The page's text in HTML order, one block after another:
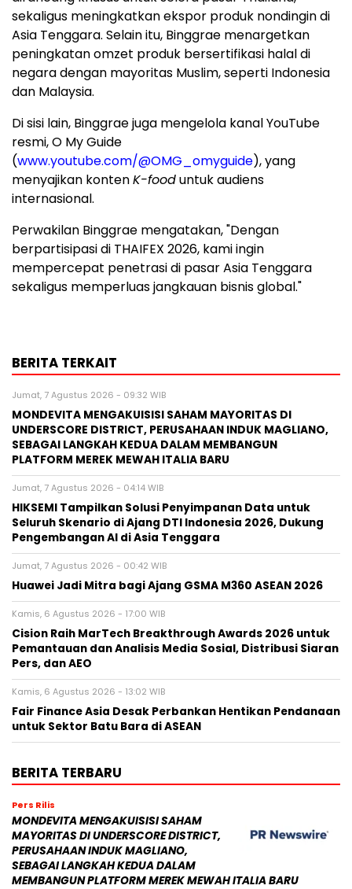
sekaligus meningkatkan ekspor produk nondingin di
Asia Tenggara. Selain itu, Binggrae menargetkan
peningkatan omzet produk bersertifikasi halal di
negara dengan mayoritas Muslim, seperti Indonesia
dan Malaysia.
Di sisi lain, Binggrae juga mengelola kanal YouTube
resmi, O My Guide
(www.youtube.com/@OMG_omyguide), yang
menyajikan kontenK-fooduntuk audiens
internasional.
Perwakilan Binggrae mengatakan, "Dengan
berpartisipasi di THAIFEX 2026, kami ingin
mempercepat penetrasi di pasar Asia Tenggara
sekaligus memperluas jangkauan bisnis global."
BERITA TERKAIT
Jumat, 7 Agustus 2026 - 09:32 WIB
MONDEVITA MENGAKUISISI SAHAM MAYORITAS DI
UNDERSCORE DISTRICT, PERUSAHAAN INDUK MAGLIANO,
SEBAGAI LANGKAH KEDUA DALAM MEMBANGUN
PLATFORM MEREK MEWAH ITALIA BARU
Jumat, 7 Agustus 2026 - 04:14 WIB
HIKSEMI Tampilkan Solusi Penyimpanan Data untuk
Seluruh Skenario di Ajang DTI Indonesia 2026, Dukung
Pengembangan AI di Asia Tenggara
Jumat, 7 Agustus 2026 - 00:42 WIB
Huawei Jadi Mitra bagi Ajang GSMA M360 ASEAN 2026
Kamis, 6 Agustus 2026 - 17:00 WIB
Cision Raih MarTech Breakthrough Awards 2026 untuk
Pemantauan dan Analisis Media Sosial, Distribusi Siaran
Pers, dan AEO
Kamis, 6 Agustus 2026 - 13:02 WIB
Fair Finance Asia Desak Perbankan Hentikan Pendanaan
untuk Sektor Batu Bara di ASEAN
BERITA TERBARU
Pers Rilis
MONDEVITA MENGAKUISISI SAHAM
MAYORITAS DI UNDERSCORE DISTRICT,
PERUSAHAAN INDUK MAGLIANO,
SEBAGAI LANGKAH KEDUA DALAM
MEMBANGUN PLATFORM MEREK MEWAH ITALIA BARU